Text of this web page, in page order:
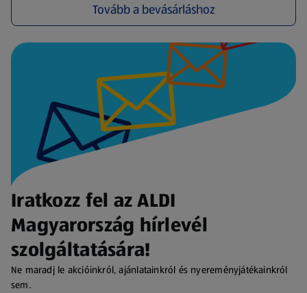
Tovább a bevásárláshoz
(új oldalon nyílik meg)
Iratkozz fel az ALDI
Magyarország hírlevél
szolgáltatására!
Ne maradj le akcióinkról, ajánlatainkról és nyereményjátékainkról
sem.